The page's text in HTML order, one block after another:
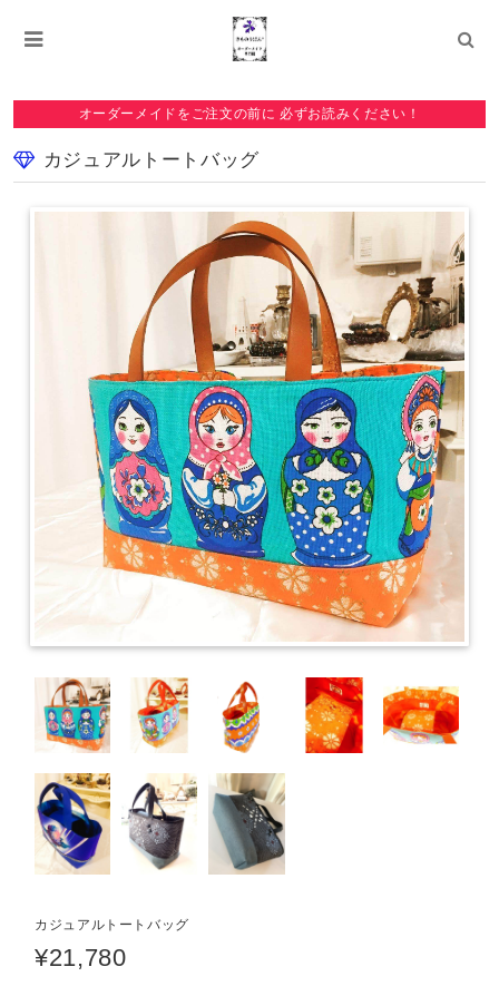
オーダーメイドをご注文の前に 必ずお読みください！
カジュアルトートバッグ
カジュアルトートバッグ
¥21,780